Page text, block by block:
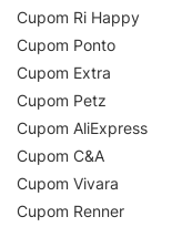
Cupom Ri Happy
Cupom Ponto
Cupom Extra
Cupom Petz
Cupom AliExpress
Cupom C&A
Cupom Vivara
Cupom Renner